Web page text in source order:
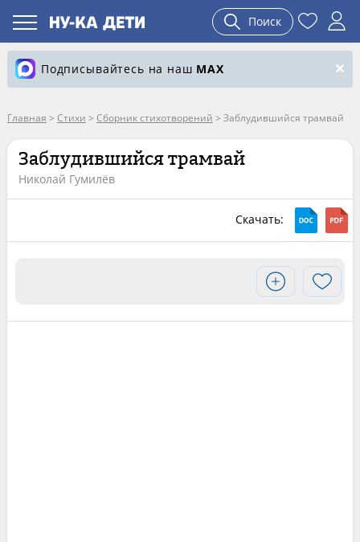
Поиск
Подписывайтесь на наш MAX
Главная > Стихи > Сборник стихотворений > Заблудившийся трамвай
Заблудившийся трамвай
Николай Гумилёв
Скачать: